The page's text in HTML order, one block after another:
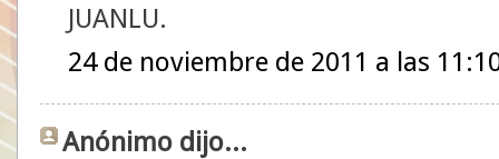
JUANLU.
24 de noviembre de 2011 a las
Anónimo dijo...